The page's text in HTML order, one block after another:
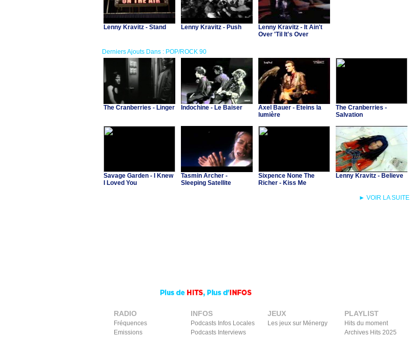
Lenny Kravitz - Stand Lenny Kravitz - Push
Lenny Kravitz - It Ain't
Over 'Til It's Over
Derniers Ajouts Dans : POP/ROCK 90
The Cranberries - Linger Indochine - Le Baiser
Axel Bauer - Eteins la
lumière
The Cranberries -
Salvation
Savage Garden - I Knew
I Loved You
Tasmin Archer -
Sleeping Satellite
Sixpence None The
Richer - Kiss Me
Lenny Kravitz - Believe
► VOIR LA SUITE
RADIO
Fréquences
Emissions
INFOS
Podcasts Infos Locales
Podcasts Interviews
JEUX
Les jeux sur Ménergy
PLAYLIST
Hits du moment
Archives Hits 2025